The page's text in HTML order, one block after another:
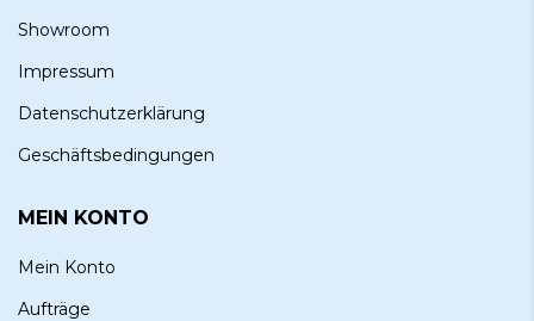
Showroom
Impressum
Datenschutzerklärung
Geschäftsbedingungen
MEIN KONTO
Mein Konto
Aufträge